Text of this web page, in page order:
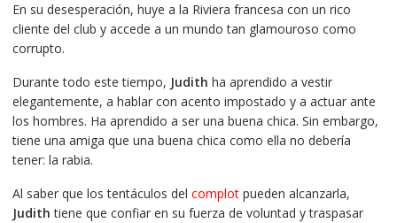
En su desesperación, huye a la Riviera francesa con un rico
cliente del club y accede a un mundo tan glamouroso como
corrupto.
Durante todo este tiempo, Judith ha aprendido a vestir
elegantemente, a hablar con acento impostado y a actuar ante
los hombres. Ha aprendido a ser una buena chica. Sin embargo,
tiene una amiga que una buena chica como ella no debería
tener: la rabia.
Al saber que los tentáculos del complotpueden alcanzarla,
Judith tiene que confiar en su fuerza de voluntad y traspasar